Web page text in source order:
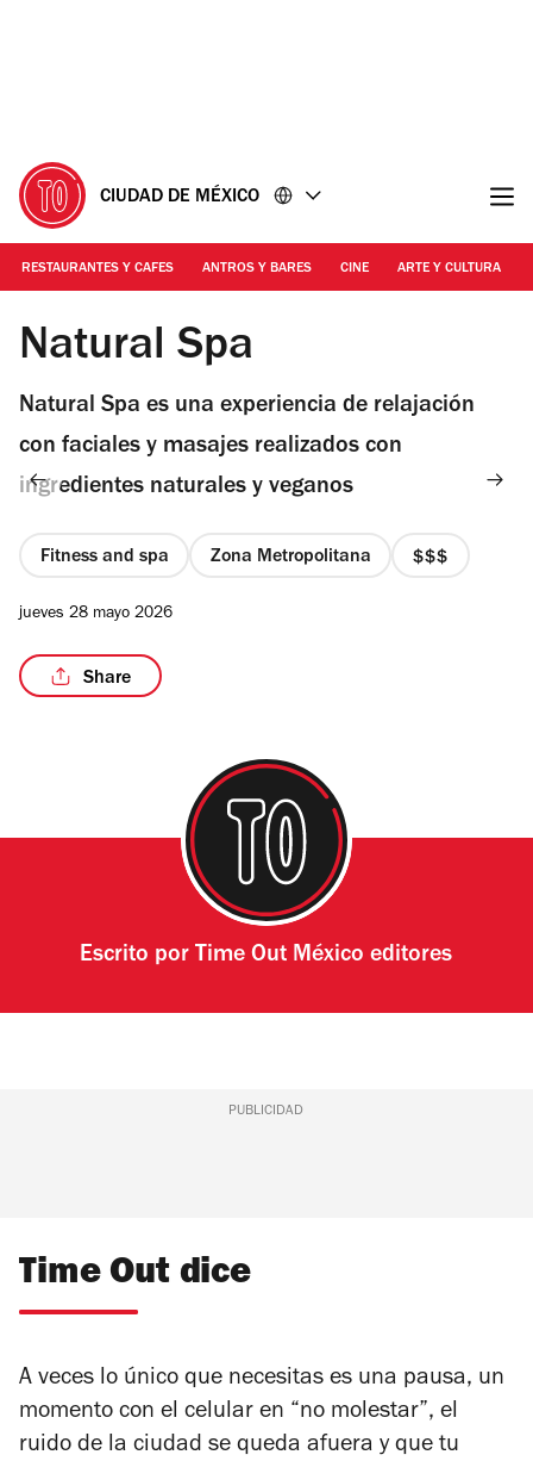
CIUDAD DE MÉXICO
RESTAURANTES Y CAFES ANTROS Y BARES CINE ARTE Y CULTURA
Foto: Ale Carbajal | Natural Spa
Natural Spa
Natural Spa es una experiencia de relajación
con faciales y masajes realizados con
ingredientes naturales y veganos
Fitness and spa Zona Metropolitana
precio
jueves 28 mayo 2026
Share
Escrito por Time Out México editores
PUBLICIDAD
Time Out dice
A veces lo único que necesitas es una pausa, un
momento con el celular en “no molestar”, el
ruido de la ciudad se queda afuera y que tu